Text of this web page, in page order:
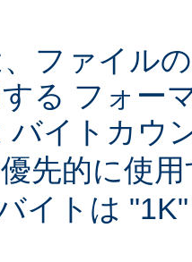
ファイル
る フォー
バイトカウ
先的に使
イトは